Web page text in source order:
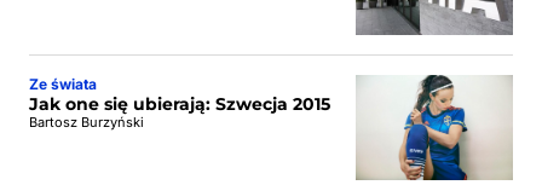
Ze świata
Jak one się ubierają: Szwecja 2015
Bartosz Burzyński